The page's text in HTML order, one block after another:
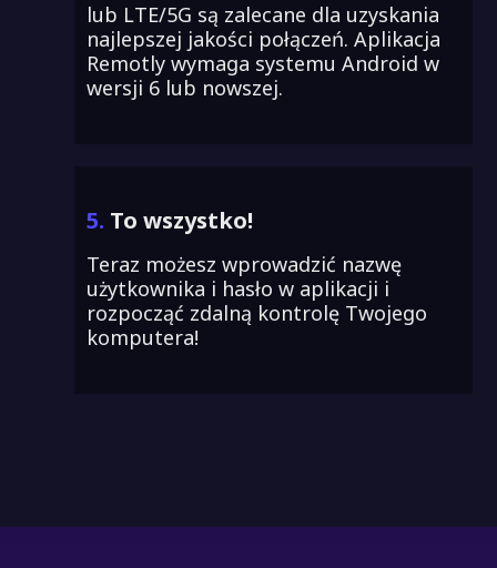
lub LTE/5G są zalecane dla uzyskania
najlepszej jakości połączeń. Aplikacja
Remotly wymaga systemu Android w
wersji 6 lub nowszej.
5. To wszystko!
Teraz możesz wprowadzić nazwę
użytkownika i hasło w aplikacji i
rozpocząć zdalną kontrolę Twojego
komputera!